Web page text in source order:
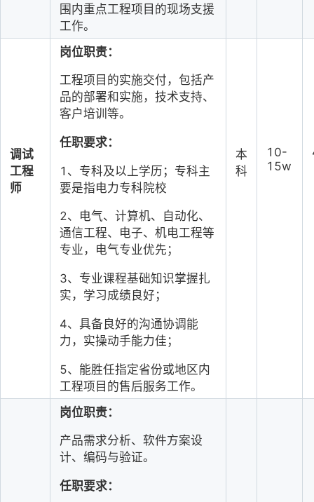
围内重点工程项目的现场支援
工作。
调试
工程
师
岗位职责：
工程项目的实施交付，包括产
品的部署和实施，技术支持、
客户培训等。
任职要求：
1、专科及以上学历；专科主
要是指电力专科院校
2、电气、计算机、自动化、
通信工程、电子、机电工程等
专业，电气专业优先；
3、专业课程基础知识掌握扎
实，学习成绩良好；
4、具备良好的沟通协调能
力，实操动手能力佳；
5、能胜任指定省份或地区内
工程项目的售后服务工作。
本
科
10-
15w
岗位职责：
产品需求分析、软件方案设
计、编码与验证。
任职要求：